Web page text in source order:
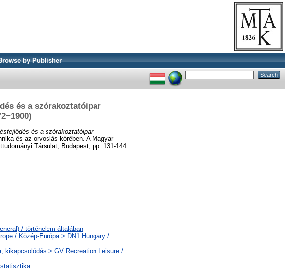
by Publisher
és a szórakoztatóipar
és a szórakoztatóipar
és az orvoslás körében. A Magyar
Társulat, Budapest, pp. 131-144.
/ történelem általában
/ Közép-Európa > DN1 Hungary /
kikapcsolódás > GV Recreation Leisure /